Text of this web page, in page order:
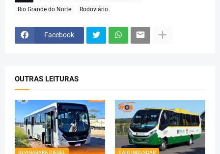
Rio Grande do Norte
Rodoviário
Facebook
OUTRAS LEITURAS
GUANABARA DIESEL CAIO INDUSCAR